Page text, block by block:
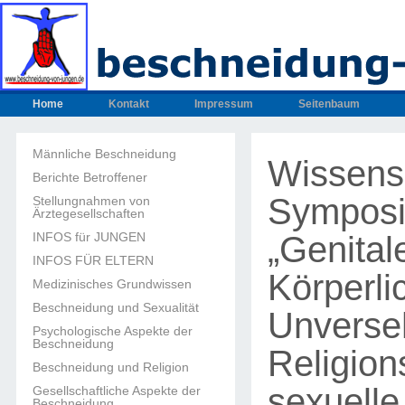
Home Kontakt Impressum Seitenbaum
Männliche Beschneidung
Berichte Betroffener
Stellungnahmen von
Ärztegesellschaften
INFOS für JUNGEN
INFOS FÜR ELTERN
Medizinisches Grundwissen
Beschneidung und Sexualität
Psychologische Aspekte der
Beschneidung
Beschneidung und Religion
Gesellschaftliche Aspekte der